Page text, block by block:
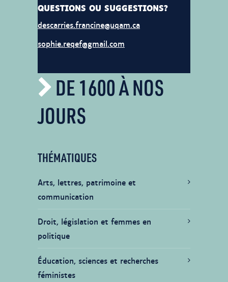
QUESTIONS OU SUGGESTIONS?
descarries.francine@uqam.ca
sophie.reqef@gmail.com
DE 1600 À NOS
JOURS
THÉMATIQUES
Arts, lettres, patrimoine et
communication
Droit, législation et femmes en
politique
Éducation, sciences et recherches
féministes